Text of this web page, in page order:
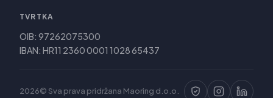
TVRTKA
OIB: 97262075300
IBAN: HR11 2360 0001 1028 65437
2026© Sva prava pridržana Maoring d.o.o.